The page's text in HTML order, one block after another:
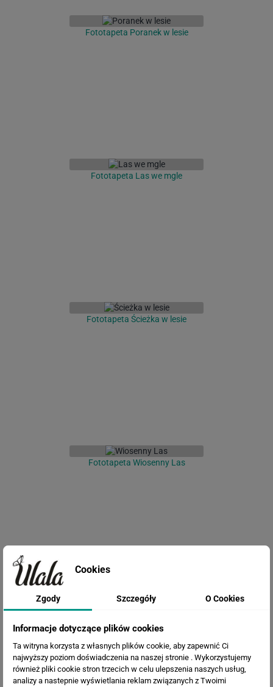
Fototapeta Poranek w lesie
Fototapeta Las we mgle
Fototapeta Ścieżka w lesie
Fototapeta Wiosenny Las
Fototapeta Mglisty Las - mural
Cookies
Zgody Szczegóły O Cookies
Informacje dotyczące plików cookies
Ta witryna korzysta z własnych plików cookie, aby zapewnić Ci
najwyższy poziom doświadczenia na naszej stronie . Wykorzystujemy
również pliki cookie stron trzecich w celu ulepszenia naszych usług,
analizy a nastepnie wyświetlania reklam związanych z Twoimi